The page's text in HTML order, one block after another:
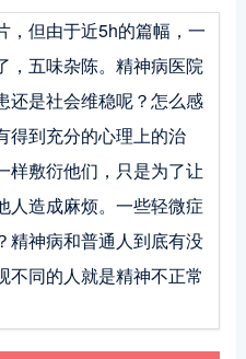
，但由于近5h的篇幅，一
，五味杂陈。精神病医院
还是社会维稳呢？怎么感
得到充分的心理上的治
样敷衍他们，只是为了让
人造成麻烦。一些轻微症
精神病和普通人到底有没
不同的人就是精神不正常